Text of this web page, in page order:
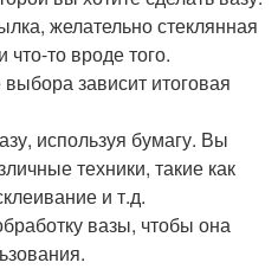
желательно стеклянная
что-то вроде того.
зависит итоговая
используя бумагу. Вы
техники, такие как
и т.д.
вазы, чтобы она